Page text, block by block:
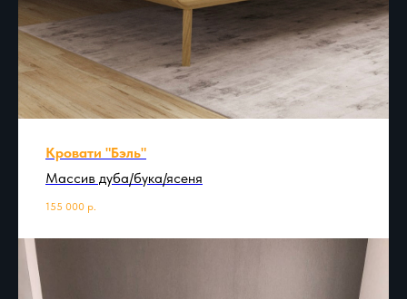
Кровати "Бэль"
Массив дуба/бука/ясеня
155 000 р.